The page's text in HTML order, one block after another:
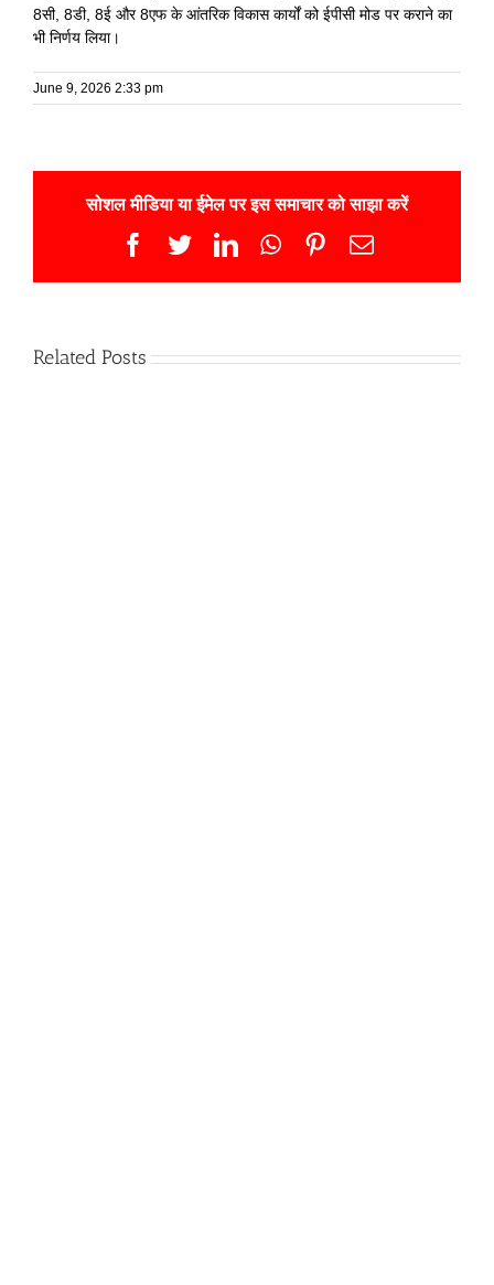
8सी, 8डी, 8ई और 8एफ के आंतरिक विकास कार्यों को ईपीसी मोड पर कराने का
भी निर्णय लिया।
June 9, 2026 2:33 pm
सोशल मीडिया या ईमेल पर इस समाचार को साझा करें
Facebook
TwitterLinkedInWhatsApp
Pinterest
Email
Related Posts